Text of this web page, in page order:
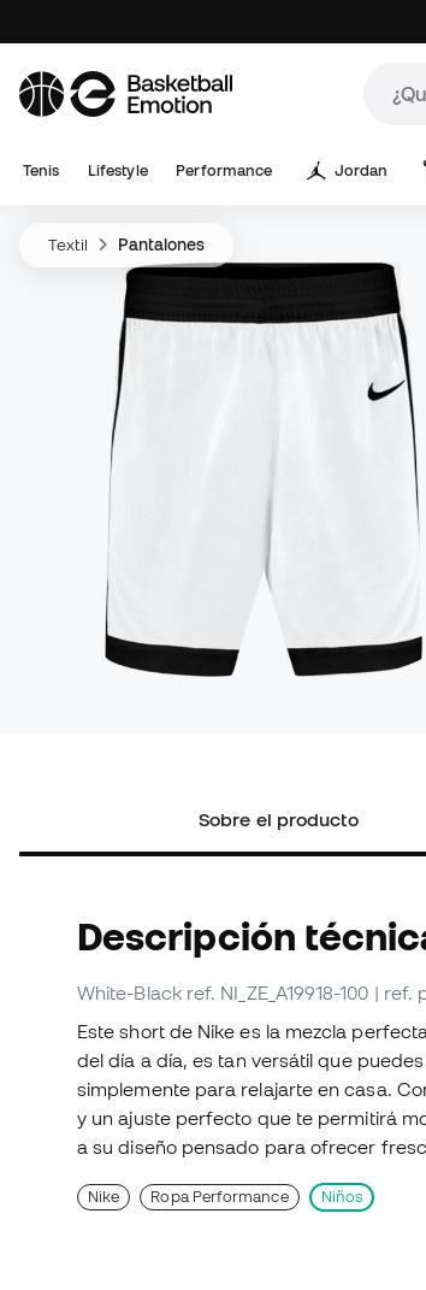
Tenis Lifestyle Performance Jordan
Textil Pantalones
Sobre el producto
Descripción
White-Black ref. NI_ZE_A19918-100 | ref.
Este short de Nike es la mezcla
del día a día, es tan versátil que
simplemente para relajarte en casa.
y un ajuste perfecto que te permitirá
a su diseño pensado para ofrecer
Nike Ropa Performance Niños